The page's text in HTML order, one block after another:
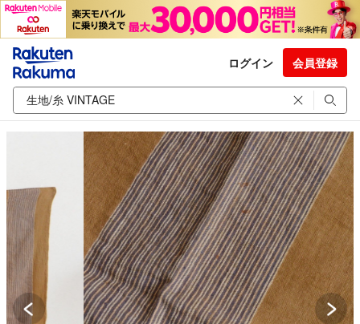
ログイン 会員登録